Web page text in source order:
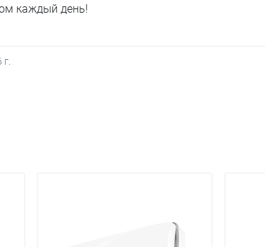
каждый день!
г.